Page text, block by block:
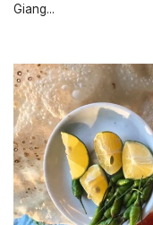
Giang...